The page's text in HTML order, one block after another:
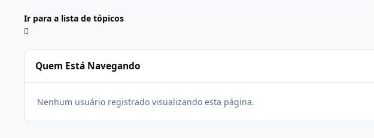
Ir para a lista de tópicos
Quem Está Navegando
Nenhum usuário registrado visualizando esta página.